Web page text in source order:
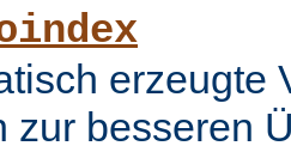
erzeugte
zur besseren